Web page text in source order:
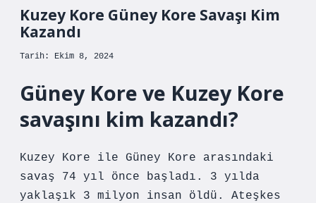
Kuzey Kore Güney Kore Savaşı Kim
Kazandı
Tarih: Ekim 8, 2024
Güney Kore ve Kuzey Kore
savaşını kim kazandı?
Kuzey Kore ile Güney Kore arasındaki
savaş 74 yıl önce başladı. 3 yılda
yaklaşık 3 milyon insan öldü. Ateşkes